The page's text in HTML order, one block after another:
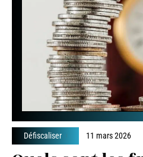
Défiscaliser 11 mars 2026